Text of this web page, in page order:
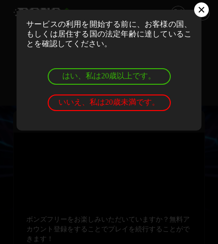
ボンズカジノでリアルマネーでプレイ
ボンズカジノでデモゲームを遊ぼう
登録 ログイン
サービスの利用を開始する前に、お客様の国、
もしくは居住する国の法定年齢に達しているこ
とを確認してください。
はい、私は20歳以上です。
いいえ、私は20歳未満です。
ボンズフリーをお楽しみいただいていますか？無料ア
カウント登録をすることでプレイを続行することがで
きます！